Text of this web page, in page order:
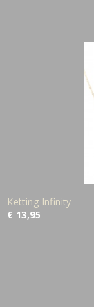
Ketting Infinity
€ 13,95